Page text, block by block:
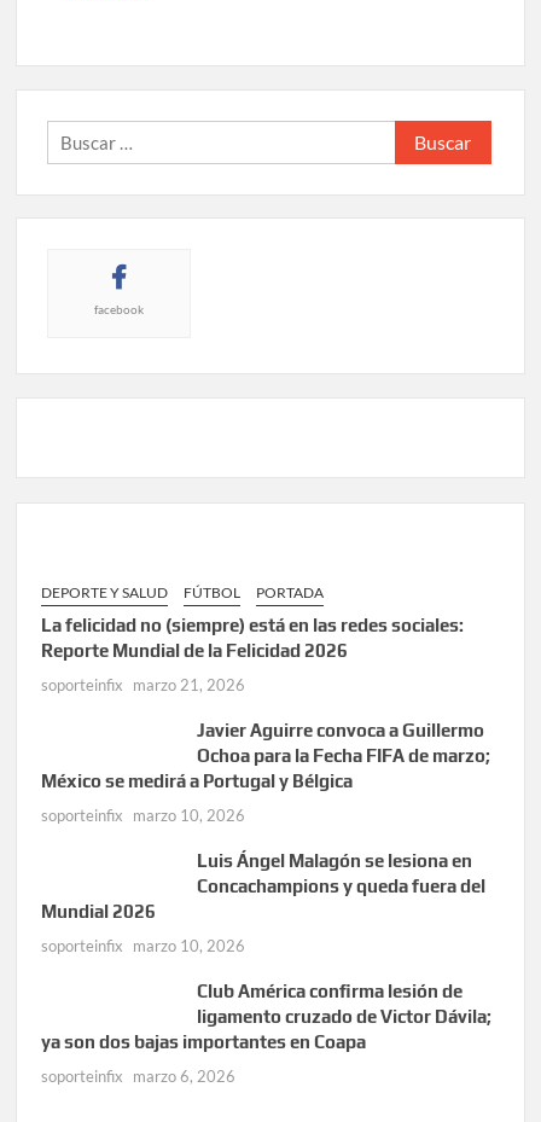
Buscar:
facebook
DEPORTE Y SALUD FÚTBOL PORTADA
La felicidad no (siempre) está en las redes sociales:
Reporte Mundial de la Felicidad 2026
soporteinfix marzo 21, 2026
Javier Aguirre convoca a Guillermo
Ochoa para la Fecha FIFA de marzo;
México se medirá a Portugal y Bélgica
soporteinfix marzo 10, 2026
Luis Ángel Malagón se lesiona en
Concachampions y queda fuera del
Mundial 2026
soporteinfix marzo 10, 2026
Club América confirma lesión de
ligamento cruzado de Victor Dávila;
ya son dos bajas importantes en Coapa
soporteinfix marzo 6, 2026